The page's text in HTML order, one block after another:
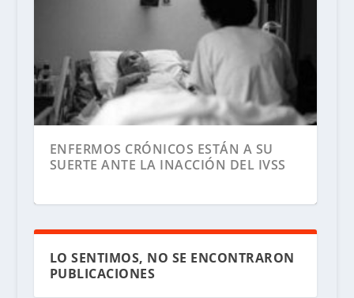
ENFERMOS CRÓNICOS ESTÁN A SU
SUERTE ANTE LA INACCIÓN DEL IVSS
LO SENTIMOS, NO SE ENCONTRARON
PUBLICACIONES